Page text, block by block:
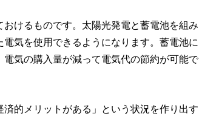
けるものです。太陽光発電と蓄電池を組み
気を使用できるようになります。蓄電池に
気の購入量が減って電気代の節約が可能で
的メリットがある」という状況を作り出す